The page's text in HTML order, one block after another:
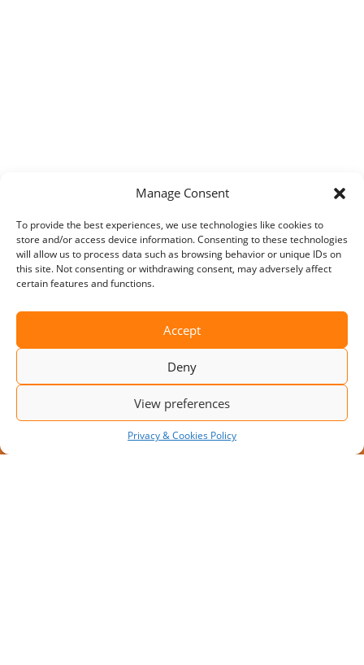
Manage Consent
To provide the best experiences, we use technologies like cookies to
store and/or access device information. Consenting to these technologies
will allow us to process data such as browsing behavior or unique IDs on
this site. Not consenting or withdrawing consent, may adversely affect
certain features and functions.
Accept
Deny
View preferences
Privacy & Cookies Policy